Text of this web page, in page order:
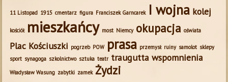
11 Listopad 1915 cmentarz figura Franciszek Garncarek I wojna kolej
kościół mieszkańcy most Niemcy okupacja oświata
Plac Kościuszki pogrzeb POW prasa przemysł ruiny samolot sklepy
sport synagoga szkolnictwo sztuka teatr traugutta wspomnienia
Władysław Wasung zabytki zamek Żydzi